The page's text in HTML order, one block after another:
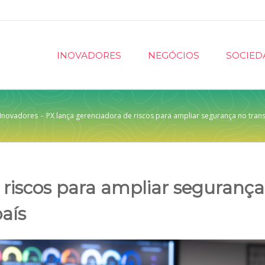
INOVADORES NEGÓCIOS
Inovadores - PX lança gerenciadora de riscos para ampliar segurança no
para ampliar